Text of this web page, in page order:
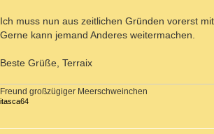
Ich muss nun aus zeitlichen Gründen vorerst
Gerne kann jemand Anderes weitermachen.
Beste Grüße, Terraix
Freund großzügiger Meerschweinchen
itasca64